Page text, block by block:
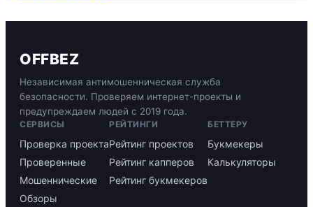
OFFBEZ
Независимая антимошенническая служба
безопасности. Проверяем интернет-проекты и
предупреждаем людей с 2019 года.
СЕРВИСЫ
Проверка проекта
Проверенные
Мошеннические
Обзоры
РЕЙТИНГИ
Рейтинг проектов
Рейтинг капперов
Рейтинг букмекеров
БЕТТЕРУ
Букмекеры
Калькуляторы